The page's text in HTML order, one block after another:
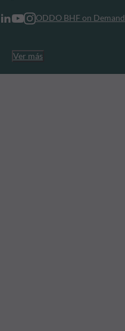
ODDO BHF on Demand
Ver más